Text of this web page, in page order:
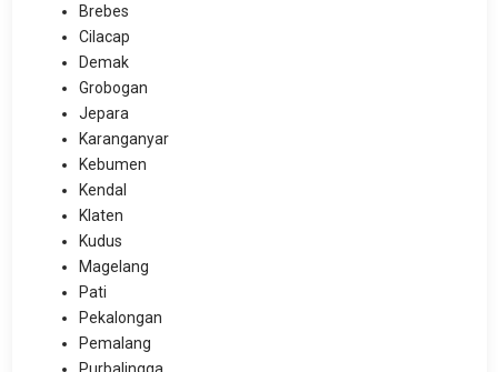
Brebes
Cilacap
Demak
Grobogan
Jepara
Karanganyar
Kebumen
Kendal
Klaten
Kudus
Magelang
Pati
Pekalongan
Pemalang